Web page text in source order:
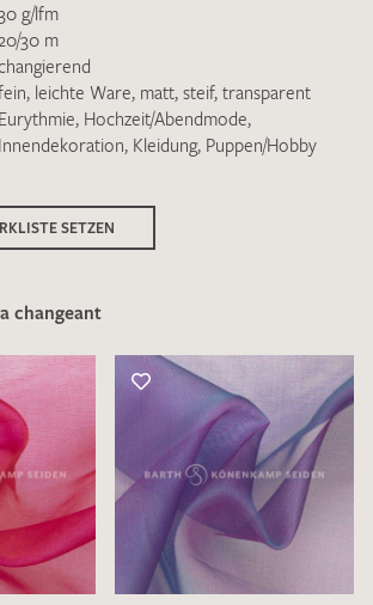
dass meine angegebenen Daten
meiner Musteranfrage genutzt werden.
habe ich zur Kenntnis
akzeptiere diese.
MUSTERANFRAGE SENDEN
g/lfm
30 m
, leichte Ware, matt, steif, transparent
Eurythmie, Hochzeit/Abendmode,
Innendekoration, Kleidung, Puppen/Hobby
SETZEN
changeant